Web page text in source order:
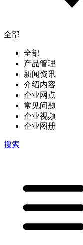
全部
全部
产品管理
新闻资讯
介绍内容
企业网点
常见问题
企业视频
企业图册
搜索